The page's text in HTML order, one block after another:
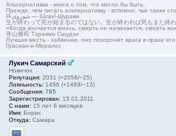
Альтернативка - книга о том, что могло бы быть.
Прежде, чем писать альтернативку - вспомни, чьи танки
Я-شوروی — šûravî-Шурави
生が終わって死が始まるのではない。生が終われば死もまた終わ
«Когда кончается жизнь, смерть не начинается, смерть
寺山修司 Тэраяма Сюудзи
Лучшая месть - забвение, оно похоронит врага в прахе
Грасиан-и-Моралес
Лукич Самарский
Новичок
Репутация: 2031 (+2056/−25)
Лояльность: 1456 (+1469/−13)
Сообщения: 795
Зарегистрирован: 15.01.2011
С нами: 15 лет 6 месяцев
Имя: Борис
Откуда: Самара